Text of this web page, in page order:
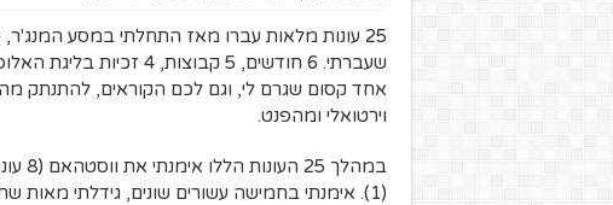
25 עונות מלאות עברו מאז התחלתי במסע
אחד קסום שגרם לי, וגם לכם הקוראים, להתנתק
וירטואלי ומהפנט.
(1). אימנתי בחמישה עשורים שונים, גידלתי מאות